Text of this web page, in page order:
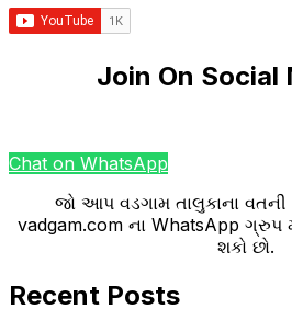
Join On Social
Chat on WhatsApp
જો આપ વડગામ તાલુકાના
vadgam.com ના WhatsApp ગ્રુપ
શકો છો.
Recent Posts